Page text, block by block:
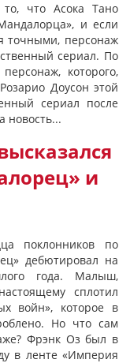
что Асока Тано
и если
точными, персонаж
сериал. По
которого,
Доусон этой
сериал после
новость...
и
поклонников по
дебютировал на
года. Малыш,
сплотил
войн», которое в
Но что сам
Фрэнк Оз был в
в ленте «Империя